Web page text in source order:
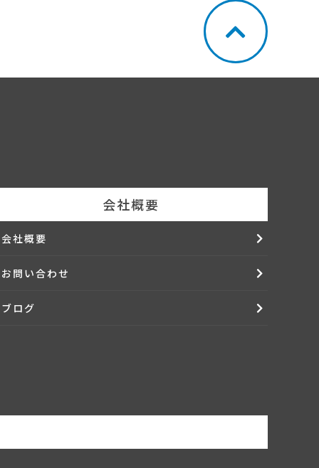
会社概要
会社概要
お問い合わせ
ブログ